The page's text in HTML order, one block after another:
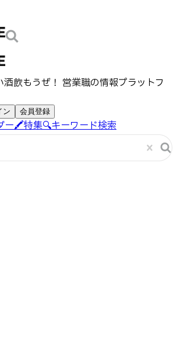
酒飲もうぜ！ 営業職の情報プラットフ
ン 会員登録
ー🖍️特集🔍キーワード検索